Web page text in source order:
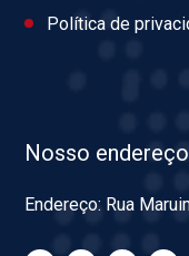
Política de
Nosso endereço
Endereço: Rua